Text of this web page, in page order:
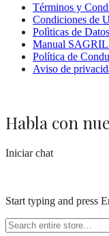
Términos y
Condiciones de
Polìticas de Datos
Manual
Política de
Aviso de
Habla con
Iniciar chat
Start typing and press